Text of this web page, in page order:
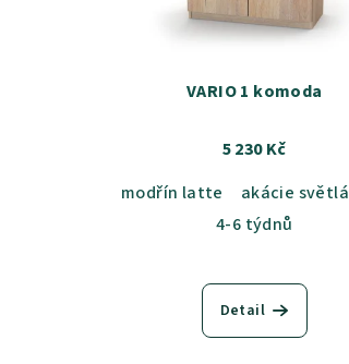
ů
d
VARIO 1 komoda
5 230 Kč
modřín latte
akácie světlá
4-6 týdnů
Detail